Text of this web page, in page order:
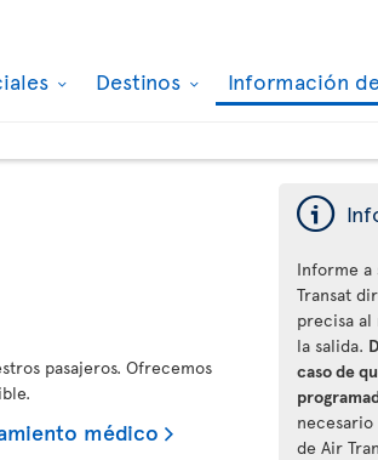
Destinos Información
pasajeros. Ofrecemos
médico
ý
Informe a
Transat
precisa al
la salida.
caso de
de Air